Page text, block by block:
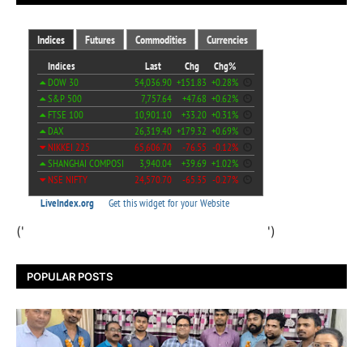
(' ')
POPULAR POSTS